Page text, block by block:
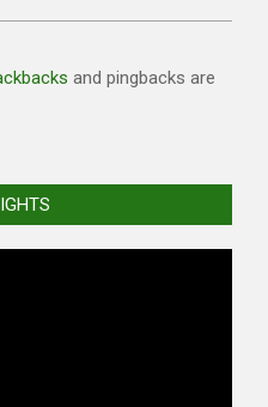
and pingbacks are